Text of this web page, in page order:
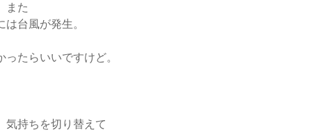
また
は台風が発生。
ったらいいですけど。
気持ちを切り替えて